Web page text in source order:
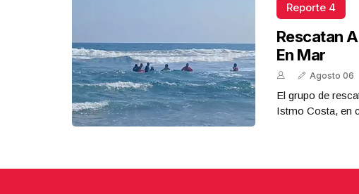
Reporte 4
Rescatan
En Mar
Agosto 06
El grupo de
Istmo Costa, en